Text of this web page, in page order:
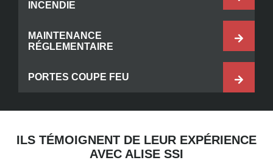
INCENDIE
MAINTENANCE
RÉGLEMENTAIRE
PORTES COUPE FEU
ILS TÉMOIGNENT DE LEUR EXPÉRIENCE
AVEC ALISE SSI